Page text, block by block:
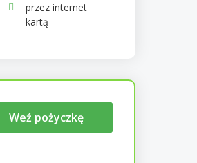
przez internet
kartą
Weź pożyczkę